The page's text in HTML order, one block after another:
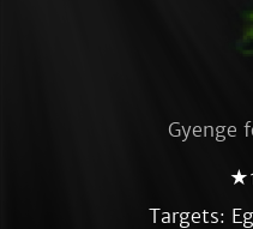
Gyenge
Targets: